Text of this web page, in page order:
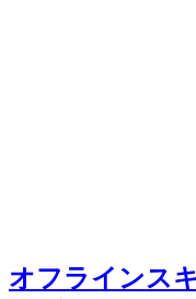
オフラインス